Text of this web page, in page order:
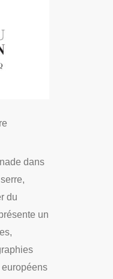
dans
du
un